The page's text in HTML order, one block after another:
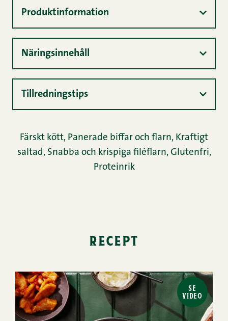
Produktinformation
Näringsinnehåll
Tillredningstips
Färskt kött, Panerade biffar och flarn, Kraftigt
saltad, Snabba och krispiga filéflarn, Glutenfri,
Proteinrik
recept
SE
VIDEO